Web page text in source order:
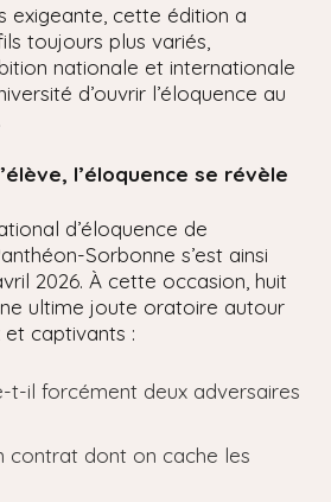
exigeante, cette édition a
toujours plus variés,
nationale et internationale
d’ouvrir l’éloquence au
l’éloquence se révèle
d’éloquence de
Sorbonne s’est ainsi
2026. À cette occasion, huit
ultime joute oratoire autour
captivants :
t-il forcément deux adversaires
contrat dont on cache les